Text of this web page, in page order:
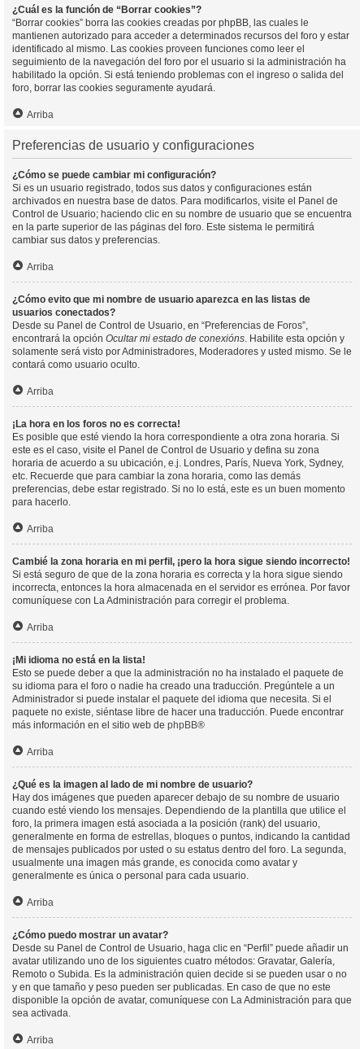
¿Cuál es la función de “Borrar cookies”?
“Borrar cookies” borra las cookies creadas por phpBB, las cuales le
mantienen autorizado para acceder a determinados recursos del foro y estar
identificado al mismo. Las cookies proveen funciones como leer el
seguimiento de la navegación del foro por el usuario si la administración ha
habilitado la opción. Si está teniendo problemas con el ingreso o salida del
foro, borrar las cookies seguramente ayudará.
Arriba
Preferencias de usuario y configuraciones
¿Cómo se puede cambiar mi configuración?
Si es un usuario registrado, todos sus datos y configuraciones están
archivados en nuestra base de datos. Para modificarlos, visite el Panel de
Control de Usuario; haciendo clic en su nombre de usuario que se encuentra
en la parte superior de las páginas del foro. Este sistema le permitirá
cambiar sus datos y preferencias.
Arriba
¿Cómo evito que mi nombre de usuario aparezca en las listas de
usuarios conectados?
Desde su Panel de Control de Usuario, en “Preferencias de Foros”,
encontrará la opción Ocultar mi estado de conexións. Habilite esta opción y
solamente será visto por Administradores, Moderadores y usted mismo. Se le
contará como usuario oculto.
Arriba
¡La hora en los foros no es correcta!
Es posible que esté viendo la hora correspondiente a otra zona horaria. Si
este es el caso, visite el Panel de Control de Usuario y defina su zona
horaria de acuerdo a su ubicación, e.j. Londres, París, Nueva York, Sydney,
etc. Recuerde que para cambiar la zona horaria, como las demás
preferencias, debe estar registrado. Si no lo está, este es un buen momento
para hacerlo.
Arriba
Cambié la zona horaria en mi perfil, ¡pero la hora sigue siendo incorrecto!
Si está seguro de que de la zona horaria es correcta y la hora sigue siendo
incorrecta, entonces la hora almacenada en el servidor es errónea. Por favor
comuníquese con La Administración para corregir el problema.
Arriba
¡Mi idioma no está en la lista!
Esto se puede deber a que la administración no ha instalado el paquete de
su idioma para el foro o nadie ha creado una traducción. Pregúntele a un
Administrador si puede instalar el paquete del idioma que necesita. Si el
paquete no existe, siéntase libre de hacer una traducción. Puede encontrar
más información en el sitio web de phpBB®
Arriba
¿Qué es la imagen al lado de mi nombre de usuario?
Hay dos imágenes que pueden aparecer debajo de su nombre de usuario
cuando esté viendo los mensajes. Dependiendo de la plantilla que utilice el
foro, la primera imagen está asociada a la posición (rank) del usuario,
generalmente en forma de estrellas, bloques o puntos, indicando la cantidad
de mensajes publicados por usted o su estatus dentro del foro. La segunda,
usualmente una imagen más grande, es conocida como avatar y
generalmente es única o personal para cada usuario.
Arriba
¿Cómo puedo mostrar un avatar?
Desde su Panel de Control de Usuario, haga clic en “Perfil” puede añadir un
avatar utilizando uno de los siguientes cuatro métodos: Gravatar, Galería,
Remoto o Subida. Es la administración quien decide si se pueden usar o no
y en que tamaño y peso pueden ser publicadas. En caso de que no este
disponible la opción de avatar, comuníquese con La Administración para que
sea activada.
Arriba